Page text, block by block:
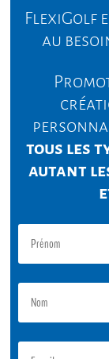
FlexiGolf
au
tous les
autant